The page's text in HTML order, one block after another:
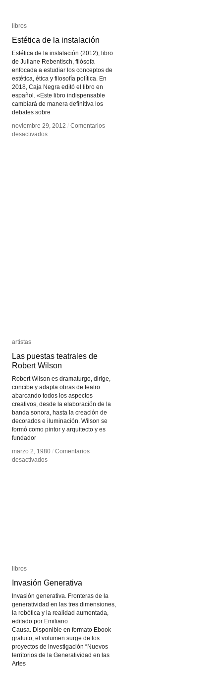
libros
Estética de la instalación
Estética de la instalación (2012), libro
de Juliane Rebentisch, filósofa
enfocada a estudiar los conceptos de
estética, ética y filosofía política. En
2018, Caja Negra editó el libro en
español. «Este libro indispensable
cambiará de manera definitiva los
debates sobre
noviembre 29, 2012 / Comentarios
desactivadosen
libros
Estética de la instalación
noviembre 29, 2012 / Comentarios
desactivadosen
artistas
Las puestas teatrales de
Robert Wilson
Robert Wilson es dramaturgo, dirige,
concibe y adapta obras de teatro
abarcando todos los aspectos
creativos, desde la elaboración de la
banda sonora, hasta la creación de
decorados e iluminación. Wilson se
formó como pintor y arquitecto y es
fundador
marzo 2, 1980 / Comentarios
desactivadosen
artistas
Las puestas teatrales de
Robert Wilson
marzo 2, 1980 / Comentarios
desactivadosen
libros
Invasión Generativa
Invasión generativa. Fronteras de la
generatividad en las tres dimensiones,
la robótica y la realidad aumentada,
editado por Emiliano
Causa. Disponible en formato Ebook
gratuito, el volumen surge de los
proyectos de investigación “Nuevos
territorios de la Generatividad en las
Artes
libros
Invasión Generativa